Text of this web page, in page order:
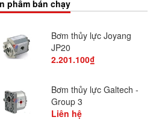
phẩm bán chạy
Bơm thủy lực Joyang
JP20
2.201.100₫
Bơm thủy lực Galtech -
Group 3
Liên hệ